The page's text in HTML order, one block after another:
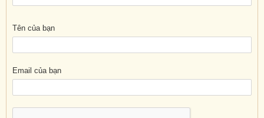
Tên của bạn
Email của bạn